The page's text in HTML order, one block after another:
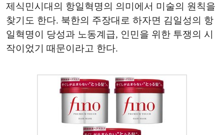
제식민시대의 항일혁명의 의미에서 미술의 원칙을
찾기도 한다. 북한의 주장대로 하자면 김일성의 항
일혁명이 당성과 노동계급, 인민을 위한 투쟁의 시
작이었기 때문이라고 한다.